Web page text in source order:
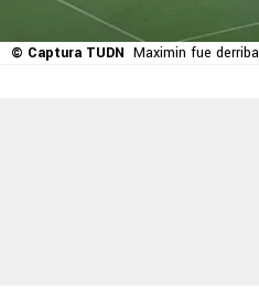
© Captura TUDN Maximin fue